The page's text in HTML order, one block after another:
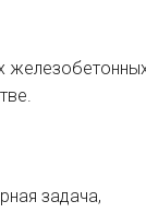
задача,